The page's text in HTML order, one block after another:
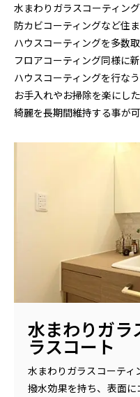
水まわりガラスコーティン
防カビコーティングなど住
ハウスコーティングを多数
フロアコーティング同様に
ハウスコーティングを行なう
お手入れやお掃除を楽にした
綺麗を長期間維持する事が可
水まわりガラ
ラスコート
水まわりガラスコーティ
撥水効果を持ち、表面